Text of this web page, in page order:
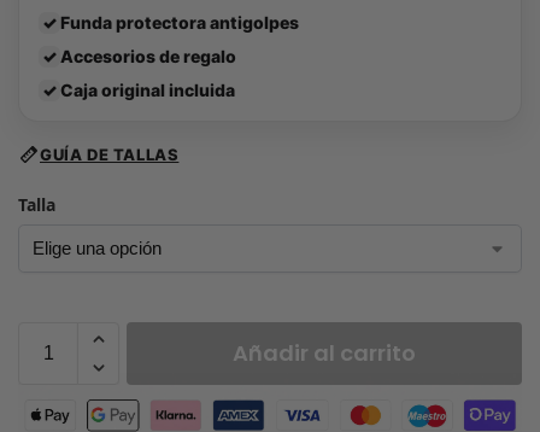
✓ Funda protectora antigolpes
✓ Accesorios de regalo
✓Caja original incluida
GUÍA DE TALLAS
Talla
Añadir al carrito